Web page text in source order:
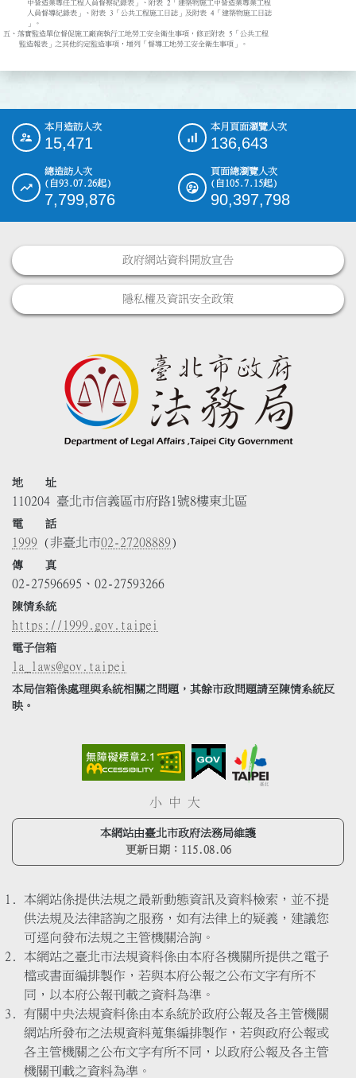
五、落實監造單位督促施工廠商執行工地勞工安全衛生事項，修正附表 5「公共工程
    監造報表」之其他約定監造事項，增列「督導工地勞工安全衛生事項」。
::: 本月造訪人次
15,471
本月頁面瀏覽人次
136,643
總造訪人次
(自93.07.26起)
7,799,876
頁面總瀏覽人次
(自105.7.15起)
90,397,798
政府網站資料開放宣告
隱私權及資訊安全政策
地 址
110204 臺北市信義區市府路1號8樓東北區
電 話
1999 (非臺北市02-27208889)
傳 真
02-27596695、02-27593266
陳情系統
https://1999.gov.taipei
電子信箱
la_laws@gov.taipei
本局信箱係處理與系統相關之問題，其餘市政問題請至陳情系統反
映。
小 中 大
本網站由臺北市政府法務局維護
更新日期： 115.08.06
本網站係提供法規之最新動態資訊及資料檢索，並不提
供法規及法律諮詢之服務，如有法律上的疑義，建議您
可逕向發布法規之主管機關洽詢。
本網站之臺北市法規資料係由本府各機關所提供之電子
檔或書面編排製作，若與本府公報之公布文字有所不
同，以本府公報刊載之資料為準。
有關中央法規資料係由本系統於政府公報及各主管機關
網站所發布之法規資料蒐集編排製作，若與政府公報或
各主管機關之公布文字有所不同，以政府公報及各主管
機關刊載之資料為準。